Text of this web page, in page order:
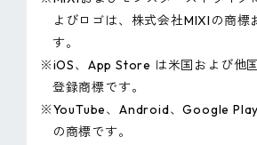
よびロゴは、株式会社MIXIの商標
す。
※iOS、App Store は米国および他
登録商標です。
※YouTube、Android、Google
の商標です。